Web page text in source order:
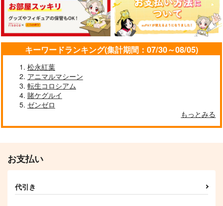
キーワードランキング(集計期間：07/30～08/05)
松永紅葉
アニマルマシーン
転生コロシアム
賭ケグルイ
ゼンゼロ
もっとみる
お支払い
代引き